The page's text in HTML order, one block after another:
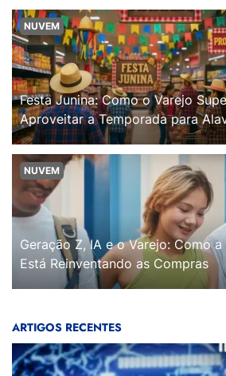
NUVEM
Festa Junina: Como o Varejo
Aproveitar a Temporada para
NUVEM
Geração Z, IA e o Varejo: Como
Está Reinventando as Compras
ARTIGOS RECENTES